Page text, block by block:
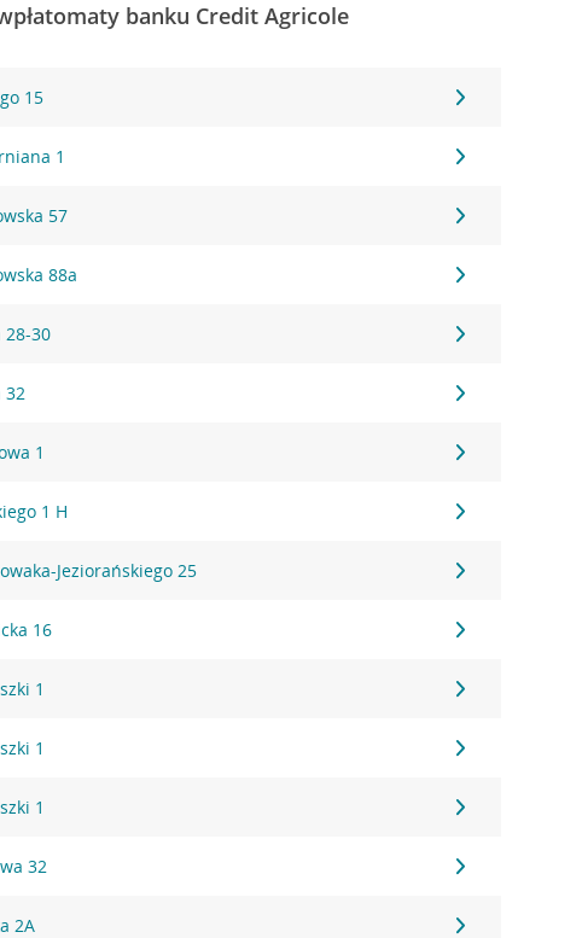
banku Credit Agricole
15
1
57
88a
28-30
32
1
1 H
Jeziorańskiego 25
16
1
1
1
32
2A